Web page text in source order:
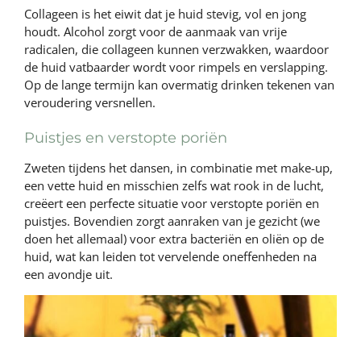
Collageen is het eiwit dat je huid stevig, vol en jong
houdt. Alcohol zorgt voor de aanmaak van vrije
radicalen, die collageen kunnen verzwakken, waardoor
de huid vatbaarder wordt voor rimpels en verslapping.
Op de lange termijn kan overmatig drinken tekenen van
veroudering versnellen.
Puistjes en verstopte poriën
Zweten tijdens het dansen, in combinatie met make-up,
een vette huid en misschien zelfs wat rook in de lucht,
creëert een perfecte situatie voor verstopte poriën en
puistjes. Bovendien zorgt aanraken van je gezicht (we
doen het allemaal) voor extra bacteriën en oliën op de
huid, wat kan leiden tot vervelende oneffenheden na
een avondje uit.